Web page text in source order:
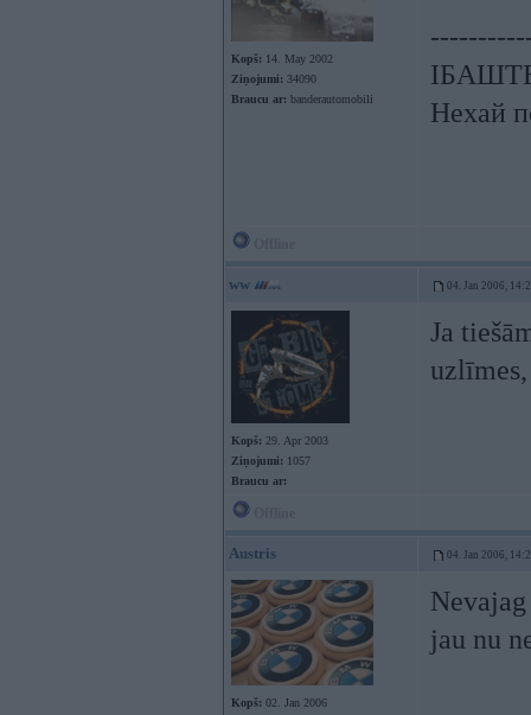
Kopš: 14. May 2002
Ziņojumi: 34090
Braucu ar: banderautomobili
Нехай
ww 04. Jan 2006,
Kopš: 29. Apr 2003
Ziņojumi: 1057
Braucu ar:
Ja
Austris 04. Jan 2006,
Kopš: 02. Jan 2006
jau nu